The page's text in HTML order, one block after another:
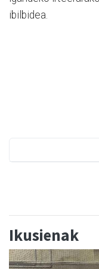
ibilbidea.
Ikusienak